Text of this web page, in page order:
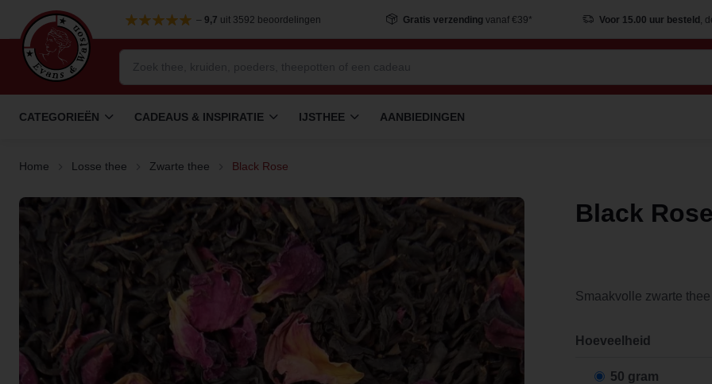
– 9,7 uit 3592 beoordelingen Gratis verzending vanaf €39* Voor 15.00 uur besteld ,
CATEGORIEËN CADEAUS & INSPIRATIE IJSTHEE AANBIEDINGEN
Home Losse thee Zwarte thee Black Rose
Black Rose
Smaakvolle zwarte
Hoeveelheid
50 gram